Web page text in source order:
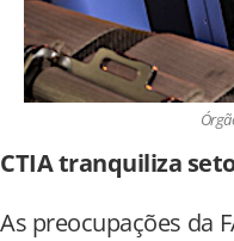
CTIA tranquiliza
As preocupações da